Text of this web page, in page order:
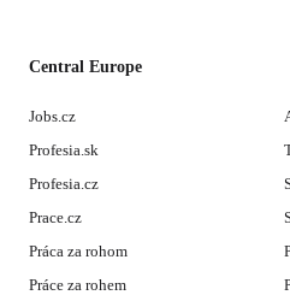
Central Europe
Jobs.cz
Profesia.sk
Profesia.cz
Prace.cz
Práca za rohom
Práce za rohem